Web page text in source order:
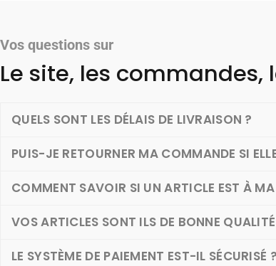
Vos questions sur
Le site, les commandes,
QUELS SONT LES DÉLAIS DE LIVRAISON ?
PUIS-JE RETOURNER MA COMMANDE SI
COMMENT SAVOIR SI UN ARTICLE EST À
VOS ARTICLES SONT ILS DE BONNE
LE SYSTÈME DE PAIEMENT EST-IL SÉCURISÉ ?